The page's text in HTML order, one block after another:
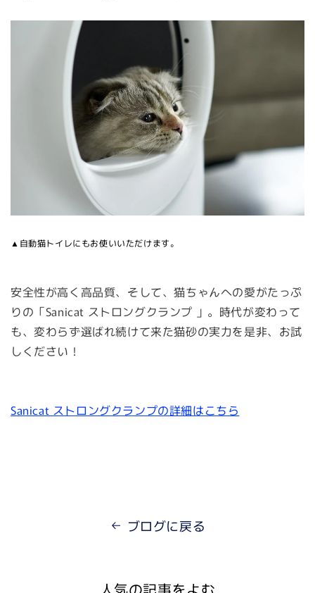
▲自動猫トイレにもお使いいただけます。
安全性が高く高品質、そして、猫ちゃんへの愛がたっぷ
りの「Sanicat ストロングクランプ 」。時代が変わって
も、変わらず選ばれ続けて来た猫砂の実力を是非、お試
しください！
Sanicat ストロングクランプの詳細はこちら
ブログに戻る